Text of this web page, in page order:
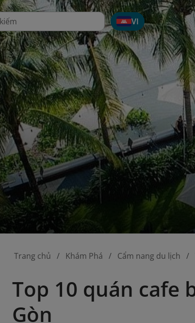
VI
Trang chủ Khám Phá Cẩm nang du lịch
Top 10 quán cafe
Gòn